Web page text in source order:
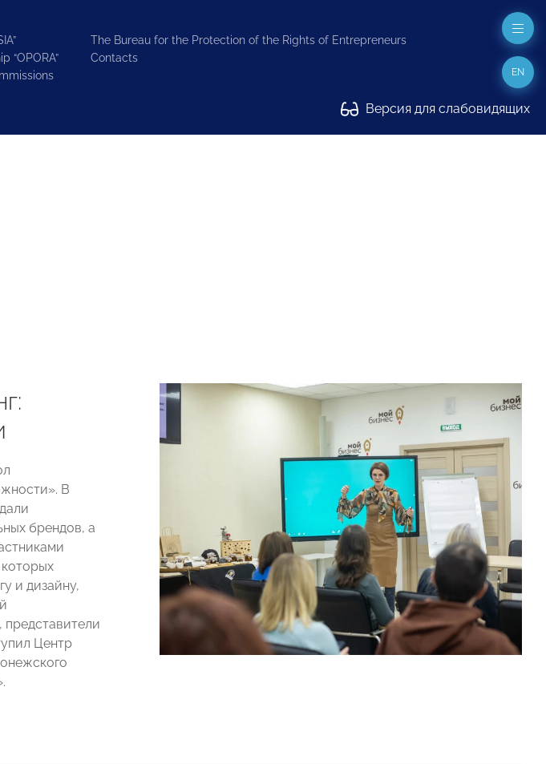
“OPORA”
The Bureau for the Protection of the Rights of Entrepreneurs
Contacts
Версия для слабовидящих
EN
В
брендов, а
которых
и дизайну,
Центр